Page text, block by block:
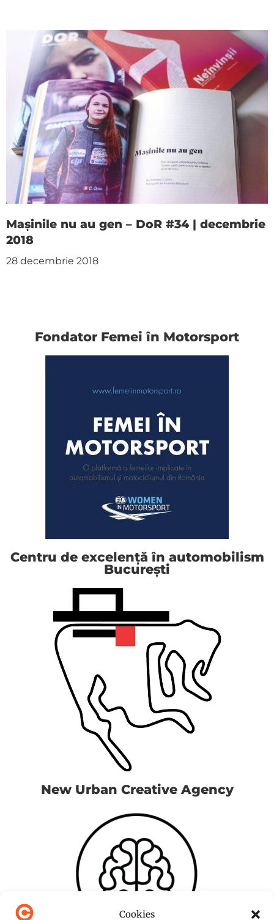
Cookies
Mașinile nu au gen – DoR #34 | decembrie
2018
28 decembrie 2018
Fondator Femei în Motorsport
Centru de excelență în automobilism
București
New Urban Creative Agency